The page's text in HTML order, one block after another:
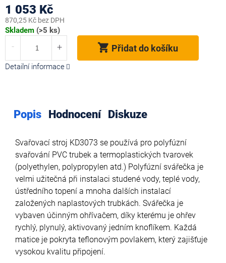
1 053 Kč
870,25 Kč bez DPH
Měrná
Skladem (>5 ks)
Přidat do košíku
Detailní informace
Popis Hodnocení Diskuze
Svařovací stroj KD3073 se používá pro polyfúzní
svařování PVC trubek a termoplastických tvarovek
(polyethylen, polypropylen atd.) Polyfúzní svářečka je
velmi užitečná při instalaci studené vody, teplé vody,
ústředního topení a mnoha dalších instalací
založených naplastových trubkách. Svářečka je
vybaven účinným ohřívačem, díky kterému je ohřev
rychlý, plynulý, aktivovaný jedním knoflíkem. Každá
matice je pokryta teflonovým povlakem, který zajišťuje
vysokou kvalitu připojení.